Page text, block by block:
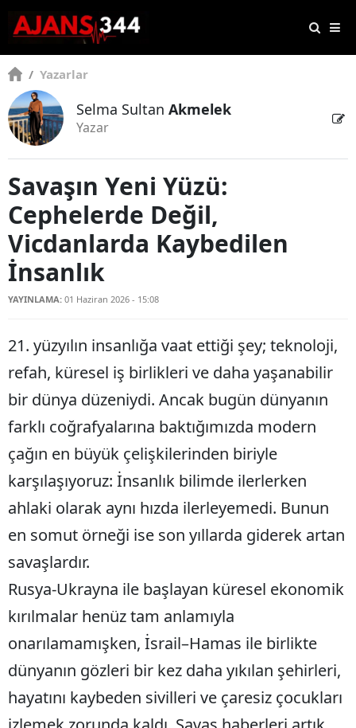
/ Yazarlar
Selma Sultan Akmelek
Yazar
Savaşın Yeni Yüzü:
Cephelerde Değil,
Vicdanlarda Kaybedilen
İnsanlık
YAYINLAMA: 01 Haziran 2026 - 15:08
21. yüzyılın insanlığa vaat ettiği şey; teknoloji,
refah, küresel iş birlikleri ve daha yaşanabilir
bir dünya düzeniydi. Ancak bugün dünyanın
farklı coğrafyalarına baktığımızda modern
çağın en büyük çelişkilerinden biriyle
karşılaşıyoruz: İnsanlık bilimde ilerlerken
ahlaki olarak aynı hızda ilerleyemedi. Bunun
en somut örneği ise son yıllarda giderek artan
savaşlardır.
Rusya-Ukrayna ile başlayan küresel ekonomik
kırılmalar henüz tam anlamıyla
onarılamamışken, İsrail–Hamas ile birlikte
dünyanın gözleri bir kez daha yıkılan şehirleri,
hayatını kaybeden sivilleri ve çaresiz çocukları